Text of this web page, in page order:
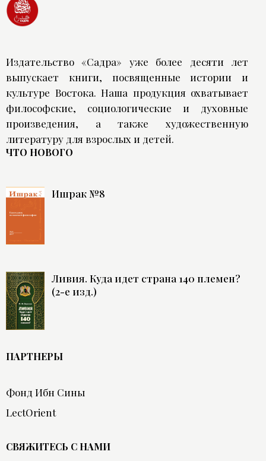
Издательство «Садра» уже более десяти лет
выпускает книги, посвященные истории и
культуре Востока. Наша продукция охватывает
философские, социологические и духовные
произведения, а также художественную
литературу для взрослых и детей.
ЧТО НОВОГО
Ишрак №8
Ливия. Куда идет страна 140 племен?
(2-е изд.)
ПАРТНЕРЫ
Фонд Ибн Сины
LectOrient
СВЯЖИТЕСЬ С НАМИ